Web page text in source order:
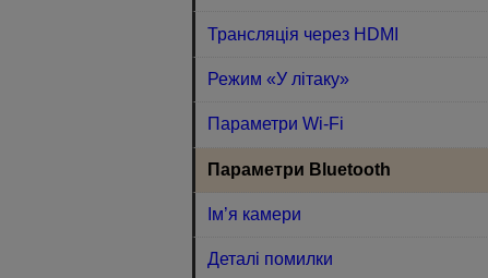
Трансляція через HDMI
Режим «У літаку»
Параметри Wi-Fi
Параметри Bluetooth
Ім’я камери
Деталі помилки